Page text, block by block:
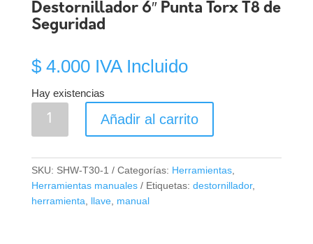
Destornillador 6″ Punta Torx T8 de
Seguridad
$4.000 IVA Incluido
Hay existencias
Destornillador
T8
de
Añadir al carrito
SKU: SHW-T30-1 Categorías: Herramientas,
Herramientas manuales
Etiquetas: destornillador,
herramienta, llave, manual